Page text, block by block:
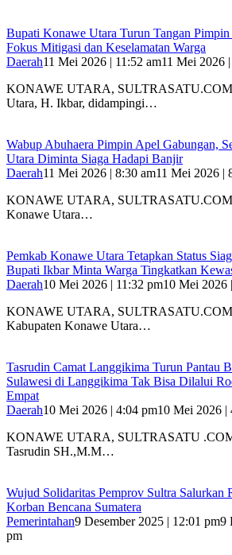
Bupati Konawe Utara Turun Tangan
Fokus Mitigasi dan Keselamatan Warga
Daerah11 Mei 2026 | 11:52 am11 Mei 2026
KONAWE UTARA,
Utara, H. Ikbar, didampingi…
Wabup Abuhaera Pimpin Apel Gabungan,
Utara Diminta Siaga Hadapi Banjir
Daerah11 Mei 2026 | 8:30 am11 Mei 2026 |
KONAWE UTARA,
Konawe Utara…
Pemkab Konawe Utara Tetapkan Status
Bupati Ikbar Minta Warga Tingkatkan
Daerah10 Mei 2026 | 11:32 pm10 Mei 2026
KONAWE UTARA, SULTRASATU.COM
Kabupaten Konawe Utara…
Tasrudin Camat Langgikima Turun Pantau
Sulawesi di Langgikima Tak Bisa Dilalui
Empat
Daerah10 Mei 2026 | 4:04 pm10 Mei 2026 |
KONAWE UTARA, SULTRASATU
Tasrudin SH.,M.M…
Wujud Solidaritas Pemprov Sultra Salurkan
Korban Bencana Sumatera
Pemerintahan9 Desember 2025 | 12:01 pm9
pm